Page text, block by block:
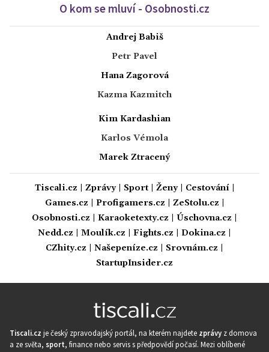
O kom se mluví - Osobnosti.cz
Andrej Babiš
Petr Pavel
Hana Zagorová
Kazma Kazmitch
Kim Kardashian
Karlos Vémola
Marek Ztracený
Tiscali.cz Zprávy| Sport| Ženy| Cestování|
Games.cz
Profigamers.cz ZeStolu.cz
Osobnosti.cz
Karaoketexty.cz Úschovna.cz
Nedd.cz
Moulík.cz Fights.cz Dokina.cz
CZhity.cz
Našepeníze.cz Srovnám.cz
StartupInsider.cz
Tiscali.cz je český zpravodajský portál, na kterém najdete zprávy z domova
a ze světa, sport, finance nebo servis s předpovědí počasí. Mezi oblíbené